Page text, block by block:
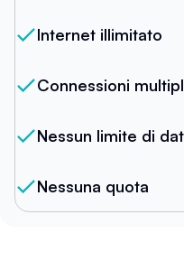
Internet illimitato
Connessioni
Nessun limite di
Nessuna quota